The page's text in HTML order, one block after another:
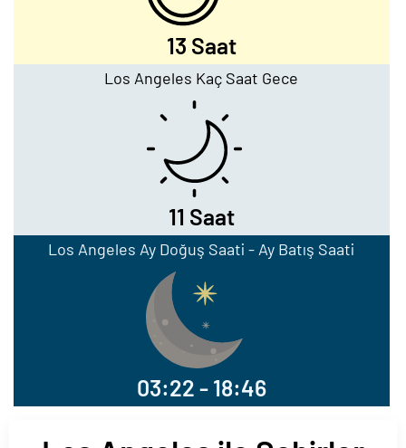
13 Saat
Los Angeles Kaç Saat Gece
11 Saat
Los Angeles Ay Doğuş Saati - Ay Batış Saati
03:22 - 18:46